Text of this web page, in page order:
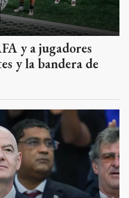
y a jugadores
y la bandera de